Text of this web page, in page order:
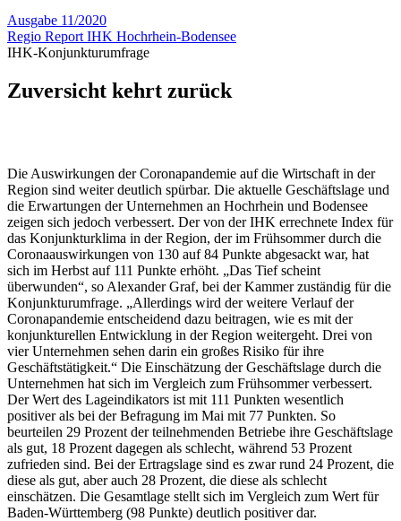
Ausgabe 11/2020
Regio Report IHK Hochrhein-Bodensee
IHK-Konjunkturumfrage
Zuversicht kehrt zurück
Die Auswirkungen der Coronapandemie auf die Wirtschaft in der
Region sind weiter deutlich spürbar. Die aktuelle Geschäftslage und
die Erwartungen der Unternehmen an Hochrhein und Bodensee
zeigen sich jedoch verbessert. Der von der IHK errechnete Index für
das Konjunkturklima in der Region, der im Frühsommer durch die
Coronaauswirkungen von 130 auf 84 Punkte abgesackt war, hat
sich im Herbst auf 111 Punkte erhöht. „Das Tief scheint
überwunden“, so Alexander Graf, bei der Kammer zuständig für die
Konjunkturumfrage. „Allerdings wird der weitere Verlauf der
Coronapandemie entscheidend dazu beitragen, wie es mit der
konjunkturellen Entwicklung in der Region weitergeht. Drei von
vier Unternehmen sehen darin ein großes Risiko für ihre
Geschäftstätigkeit.“ Die Einschätzung der Geschäftslage durch die
Unternehmen hat sich im Vergleich zum Frühsommer verbessert.
Der Wert des Lageindikators ist mit 111 Punkten wesentlich
positiver als bei der Befragung im Mai mit 77 Punkten. So
beurteilen 29 Prozent der teilnehmenden Betriebe ihre Geschäftslage
als gut, 18 Prozent dagegen als schlecht, während 53 Prozent
zufrieden sind. Bei der Ertragslage sind es zwar rund 24 Prozent, die
diese als gut, aber auch 28 Prozent, die diese als schlecht
einschätzen. Die Gesamtlage stellt sich im Vergleich zum Wert für
Baden-Württemberg (98 Punkte) deutlich positiver dar.